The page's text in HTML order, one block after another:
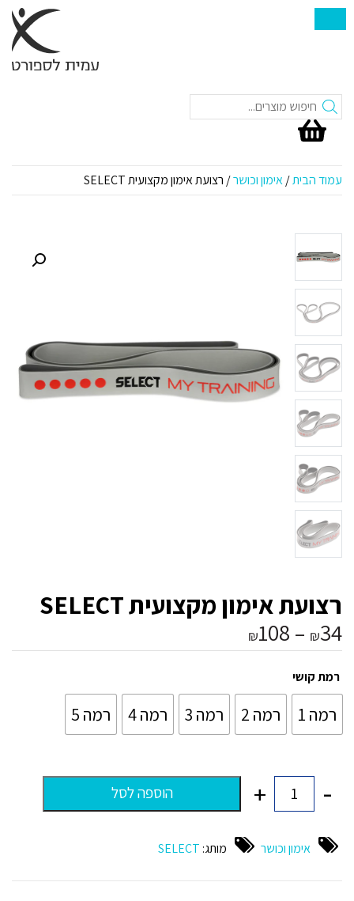
חיפוש
עמוד הבית/אימון וכושר/ רצועת אימון מקצועית SELECT
רצועת אימון מקצועית SELECT
₪34
–
₪108 מחירים:
רמת קושי
רמה 1 רמה 2 רמה 3 רמה 4 רמה 5
כמות
אימון
מקצועית
-
+ הוספה לסל
אימון וכושר מותג: SELECT